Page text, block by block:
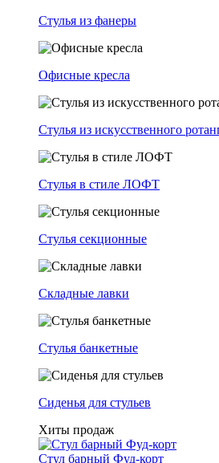
Стулья из фанеры
Офисные кресла
Стулья из искусственного
Стулья в стиле ЛОФТ
Стулья секционные
Складные лавки
Стулья банкетные
Сиденья для стульев
Хиты продаж
Стул барный Фуд-корт